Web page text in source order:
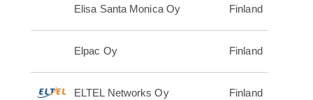
Elisa Santa Monica Oy Finland
Elpac Oy Finland
ELTEL Networks Oy Finland